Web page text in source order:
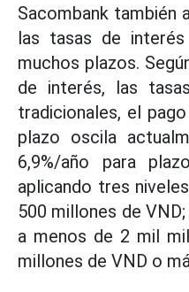
Sacombank también
las tasas de
muchos plazos.
de interés, las
tradicionales, el
plazo oscila
6,9%/año para
aplicando tres
500 millones de
a menos de 2 mil
millones de VND o